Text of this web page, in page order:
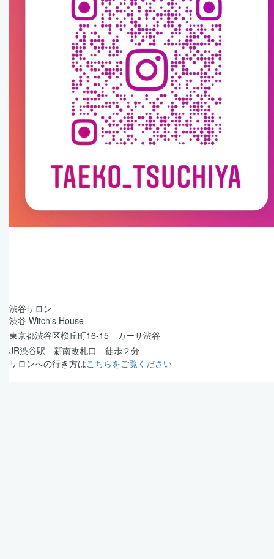
渋谷サロン
渋谷 Witch's House
東京都渋谷区桜丘町16-15 カーサ渋谷
JR渋谷駅 新南改札口 徒歩２分
サロンへの行き方はこちらをご覧ください